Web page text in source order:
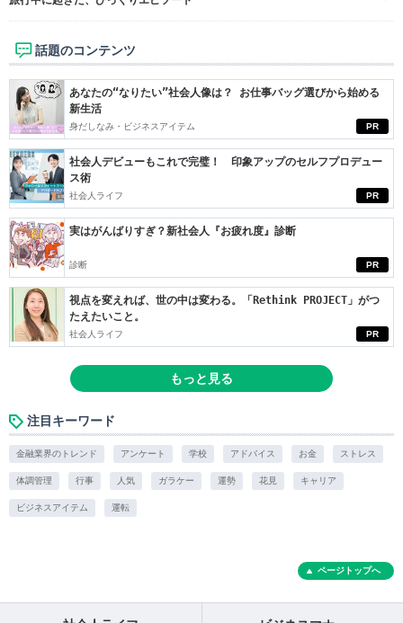
話題のコンテンツ
PR
あなたの“なりたい”社会人像は？ お仕事バッグ選びから始める
新生活
身だしなみ・ビジネスアイテム
PR
社会人デビューもこれで完璧！ 印象アップのセルフプロデュー
ス術
社会人ライフ
PR
実はがんばりすぎ？新社会人『お疲れ度』診断
診断
PR
視点を変えれば、世の中は変わる。「Rethink PROJECT」がつ
たえたいこと。
社会人ライフ
もっと見る
注目キーワード
金融業界のトレンド アンケート 学校 アドバイス お金 ストレス
体調管理 行事 人気 ガラケー 運勢 花見 キャリア
ビジネスアイテム 運転
ページトップへ